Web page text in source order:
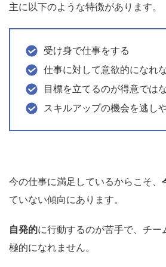
主に以下のような特徴があります。
受け身で仕事をする
仕事に対して意欲的になれ
目標を立てるのが得意では
スキルアップの機会を逃し
今の仕事に満足しているからこそ、
ていない傾向にあります。
自発的に行動するのが苦手で、チー
極的になれません。